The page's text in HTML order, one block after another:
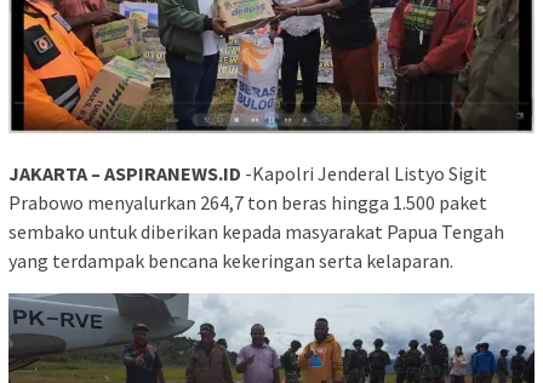
JAKARTA – ASPIRANEWS.ID -Kapolri Jenderal Listyo Sigit
Prabowo menyalurkan 264,7 ton beras hingga 1.500 paket
sembako untuk diberikan kepada masyarakat Papua Tengah
yang terdampak bencana kekeringan serta kelaparan.